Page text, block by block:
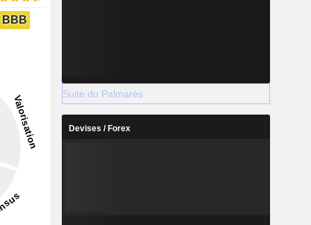
BBB
Suite du Palmarès
Devises / Forex